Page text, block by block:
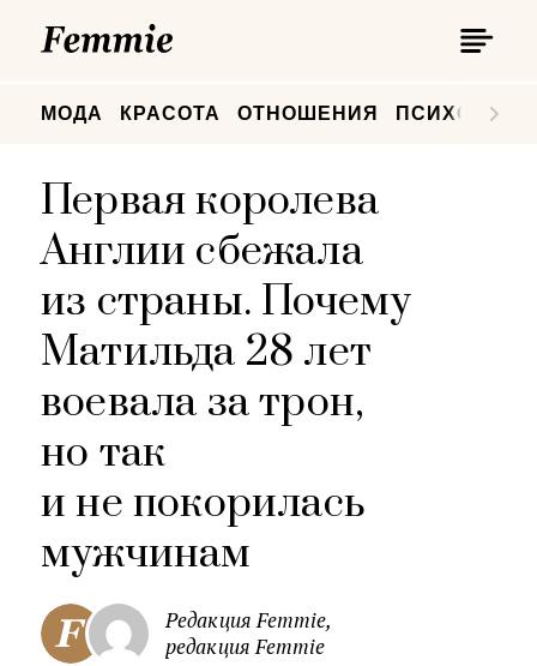
МОДА КРАСОТА ОТНОШЕНИЯ
Первая королева
Англии сбежала
из страны. Почему
Матильда 28 лет
воевала за трон,
но так
и не покорилась
мужчинам
Редакция Femmie,
редакция Femmie